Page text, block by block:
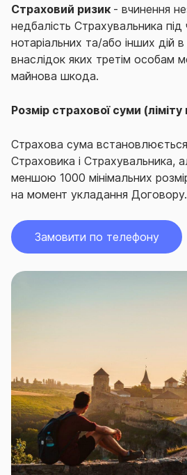
Страховий ризик - вчинення
недбалість Страхувальника
нотаріальних та/або інших дій
внаслідок яких третім особам
майнова шкода.
Розмір страхової суми
Страхова сума
Страховика і Страхувальника,
меншою 1000 мінімальних
на момент укладання Договору.
Замовити по телефону